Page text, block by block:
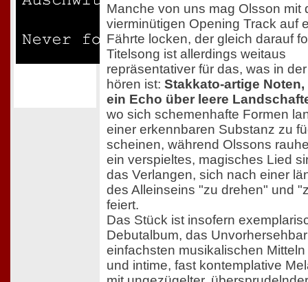
Manche von uns mag Olsson mit
vierminütigen Opening Track auf
Fährte locken, der gleich darauf
Titelsong ist allerdings weitaus
repräsentativer für das, was in
hören ist: Stakkato-artige Noten,
ein Echo über leere
wo sich schemenhafte Formen
einer erkennbaren Substanz zu
scheinen, während Olssons
ein verspieltes, magisches Lied
das Verlangen, sich nach einer
des Alleinseins "zu drehen" und
feiert.
Das Stück ist insofern
Debutalbum, das
einfachsten musikalischen
und intime, fast kontemplative